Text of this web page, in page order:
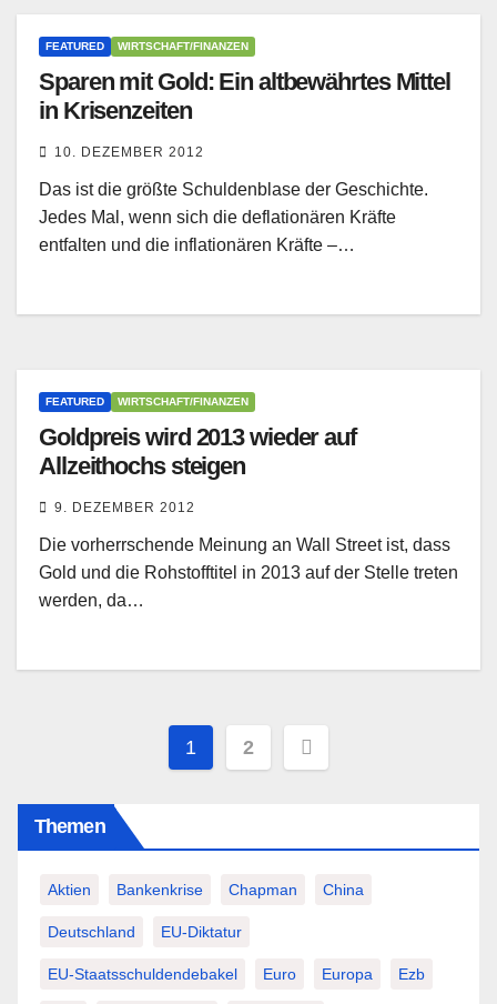
FEATURED WIRTSCHAFT/FINANZEN
Sparen mit Gold: Ein altbewährtes Mittel
in Krisenzeiten
10. DEZEMBER 2012
Das ist die größte Schuldenblase der Geschichte.
Jedes Mal, wenn sich die deflationären Kräfte
entfalten und die inflationären Kräfte –…
FEATURED WIRTSCHAFT/FINANZEN
Goldpreis wird 2013 wieder auf
Allzeithochs steigen
9. DEZEMBER 2012
Die vorherrschende Meinung an Wall Street ist, dass
Gold und die Rohstofftitel in 2013 auf der Stelle treten
werden, da…
Seitennummerierung
Beiträge
1 2
Themen
Aktien Bankenkrise Chapman China
Deutschland EU-Diktatur
EU-Staatsschuldendebakel Euro Europa Ezb